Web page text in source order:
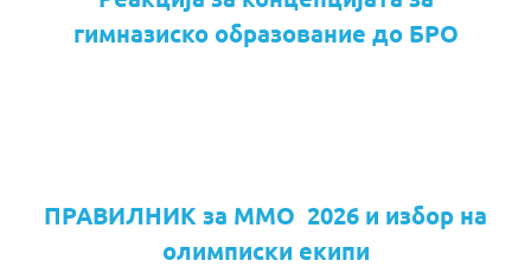
гимназиско образование до БРО
ПРАВИЛНИК за ММО 2026 и избор на
олимписки екипи